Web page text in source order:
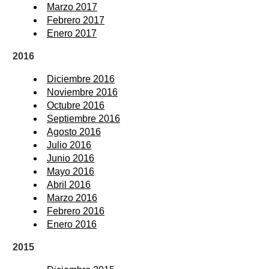
Marzo 2017
Febrero 2017
Enero 2017
2016
Diciembre 2016
Noviembre 2016
Octubre 2016
Septiembre 2016
Agosto 2016
Julio 2016
Junio 2016
Mayo 2016
Abril 2016
Marzo 2016
Febrero 2016
Enero 2016
2015